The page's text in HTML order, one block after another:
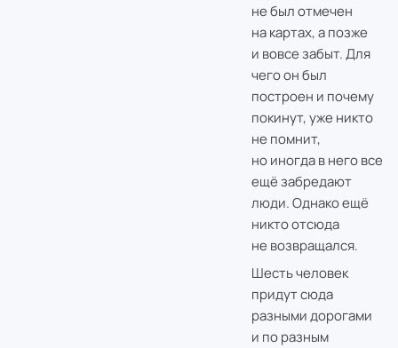
не был отмечен
на картах, а позже
и вовсе забыт. Для
чего он был
построен и почему
покинут, уже никто
не помнит,
но иногда в него все
ещё забредают
люди. Однако ещё
никто отсюда
не возвращался.
Шесть человек
придут сюда
разными дорогами
и по разным